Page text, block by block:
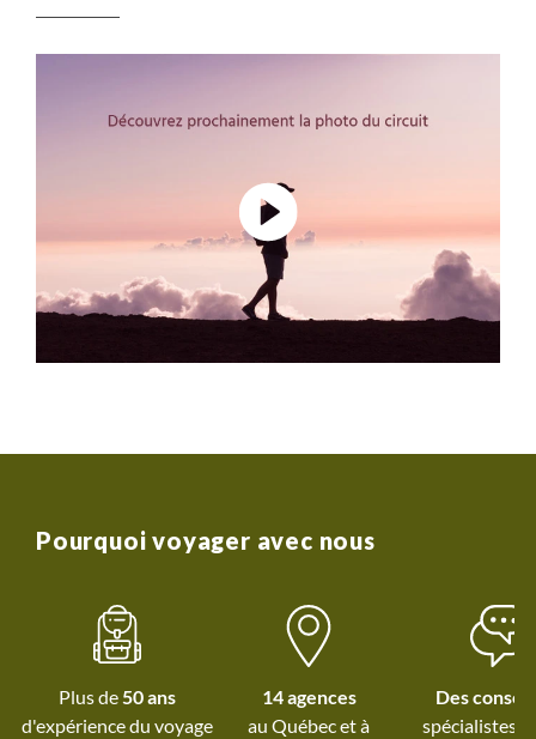
Pourquoi voyager avec nous
Plus de50 ans
d'expérience du voyage
14 agences
au Québec età
Des
spécialistes